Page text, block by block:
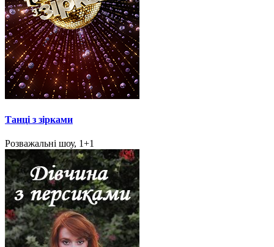
Танці з зірками
Розважальні шоу, 1+1